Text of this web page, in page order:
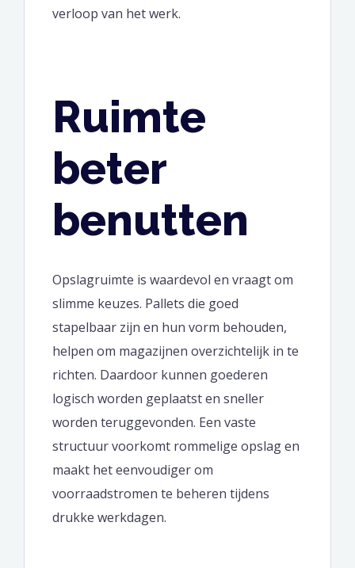
verloop van het werk.
Ruimte
beter
benutten
Opslagruimte is waardevol en vraagt om
slimme keuzes. Pallets die goed
stapelbaar zijn en hun vorm behouden,
helpen om magazijnen overzichtelijk in te
richten. Daardoor kunnen goederen
logisch worden geplaatst en sneller
worden teruggevonden. Een vaste
structuur voorkomt rommelige opslag en
maakt het eenvoudiger om
voorraadstromen te beheren tijdens
drukke werkdagen.